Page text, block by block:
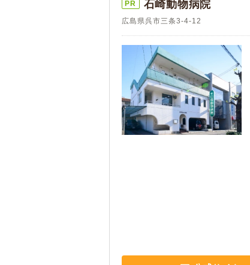
PR 石崎動物病院
広島県呉市三条3-4-12